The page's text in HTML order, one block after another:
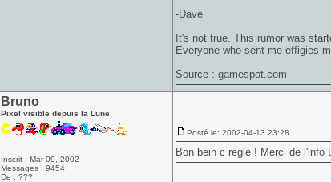
-Dave
It's not true. This rumor was
Everyone who sent me effigies
Source : gamespot.com
Bruno
Pixel visible depuis la Lune
Inscrit : Mar 09, 2002
Messages : 9454
De : ???
Posté le: 2002-04-13 23:28
Bon bein c reglé ! Merci de l'info